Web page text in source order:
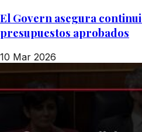
El Govern asegura
presupuestos aprobados
10 Mar 2026